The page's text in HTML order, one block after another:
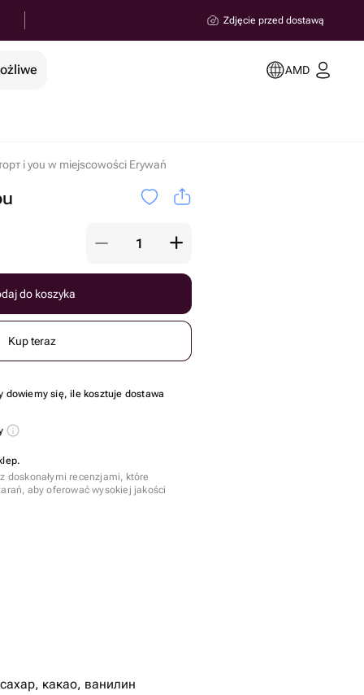
Zdjęcie przed dostawą
AMD
i you w miejscowości Erywań
do koszyka
Kup teraz
dowiemy się, ile kosztuje dostawa
doskonałymi recenzjami, które
aby oferować wysokiej jakości
какао, ванилин